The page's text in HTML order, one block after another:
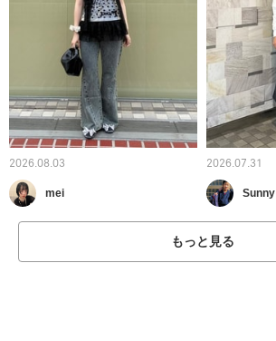
2026.08.03
mei
2026.07.31
Sunny
もっと見る